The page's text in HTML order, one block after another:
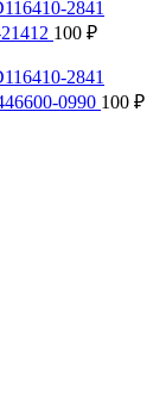
100 ₽
0990 100 ₽